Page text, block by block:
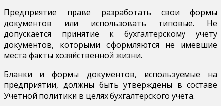
Предприятие праве разработать свои формы
документов или использовать типовые. Не
допускается принятие к бухгалтерскому учету
документов, которыми оформляются не имевшие
места факты хозяйственной жизни.
Бланки и формы документов, используемые на
предприятии, должны быть утверждены в составе
Учетной политики в целях бухгалтерского учета.